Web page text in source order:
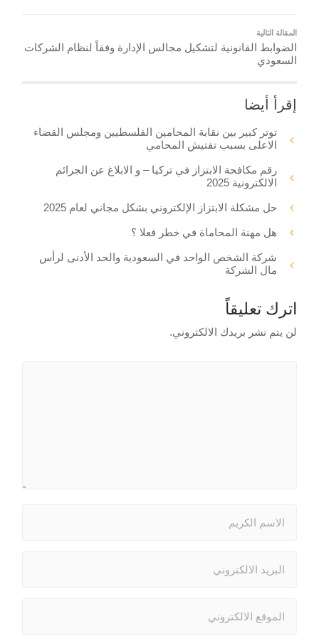
المقالة التالية
الضوابط القانونية لتشكيل مجالس الإدارة وفقاً لنظام الشركات
السعودي
إقرأ أيضا
توتر كبير بين نقابة المحامين الفلسطيين ومجلس القضاء
الاعلى بسبب تفتيش المحامي
رقم مكافحة الابتزاز في تركيا – و الابلاغ عن الجرائم
الالكترونية 2025
حل مشكلة الابتزاز الإلكتروني بشكل مجاني لعام 2025
هل مهنة المحاماة في خطر فعلا ؟
شركة الشخص الواحد في السعودية والحد الأدنى لرأس
مال الشركة
اترك تعليقاً
لن يتم نشر بريدك الالكتروني.